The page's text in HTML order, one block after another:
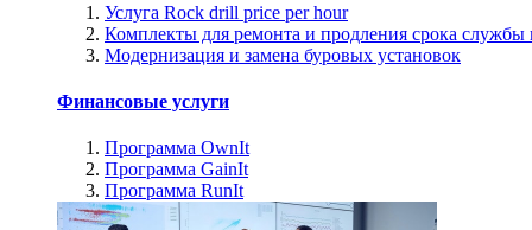
Услуга Rock drill price per hour
Комплекты для ремонта и продления срока службы
Модернизация и замена буровых установок
Финансовые услуги
Программа OwnIt
Программа GainIt
Программа RunIt